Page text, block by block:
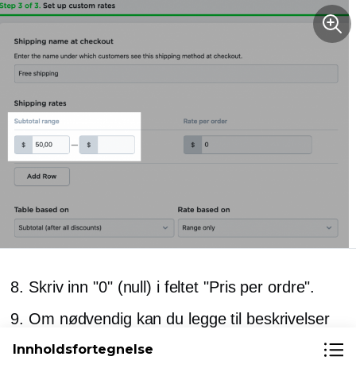
Skriv inn "0" (null) i feltet "Pris per ordre".
Om nødvendig kan du legge til beskrivelser
for kunder. Du kan for eksempel angi tiden
Innholdsfortegnelse